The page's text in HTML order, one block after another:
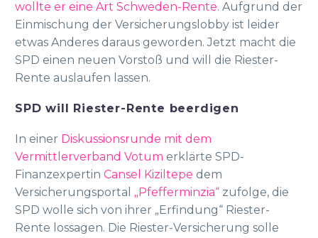
wollte er eine Art Schweden-Rente. Aufgrund der
Einmischung der Versicherungslobby ist leider
etwas Anderes daraus geworden. Jetzt macht die
SPD einen neuen Vorstoß und will die Riester-
Rente auslaufen lassen.
SPD will Riester-Rente beerdigen
In einer Diskussionsrunde mit dem
Vermittlerverband Votum erklärte SPD-
Finanzexpertin Cansel Kiziltepe dem
Versicherungsportal „Pfefferminzia“ zufolge, die
SPD wolle sich von ihrer „Erfindung“ Riester-
Rente lossagen. Die Riester-Versicherung solle